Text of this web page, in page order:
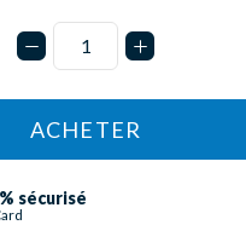
ACHETER
sécurisé